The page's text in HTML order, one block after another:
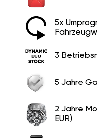
5x
3
5 Jahre
2 Jahre
EUR)